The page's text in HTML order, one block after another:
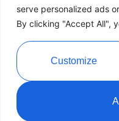
serve personalized ads
By clicking "Accept All",
Customize